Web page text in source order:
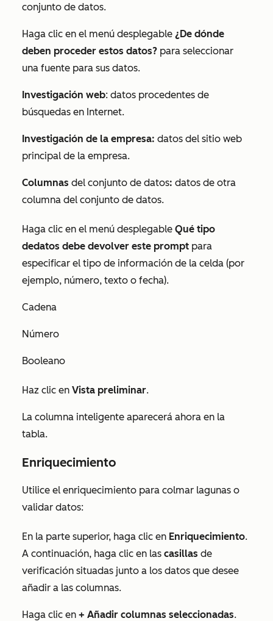
conjunto de datos.
Haga clic en el menú desplegable ¿De dónde
deben proceder estos datos? para seleccionar
una fuente para sus datos.
Investigación web: datos procedentes de
búsquedas en Internet.
Investigación de la empresa: datos del sitio web
principal de la empresa.
Columnas del conjunto de datos: datos de otra
columna del conjunto de datos.
Haga clic en el menú desplegable Qué tipo
dedatos debe devolver este prompt para
especificar el tipo de información de la celda (por
ejemplo, número, texto o fecha).
Cadena
Número
Booleano
Haz clic en Vista preliminar.
La columna inteligente aparecerá ahora en la
tabla.
Enriquecimiento
Utilice el enriquecimiento para colmar lagunas o
validar datos:
En la parte superior, haga clic en Enriquecimiento.
A continuación, haga clic en las casillas de
verificación situadas junto a los datos que desee
añadir a las columnas.
Haga clic en + Añadir columnas seleccionadas.